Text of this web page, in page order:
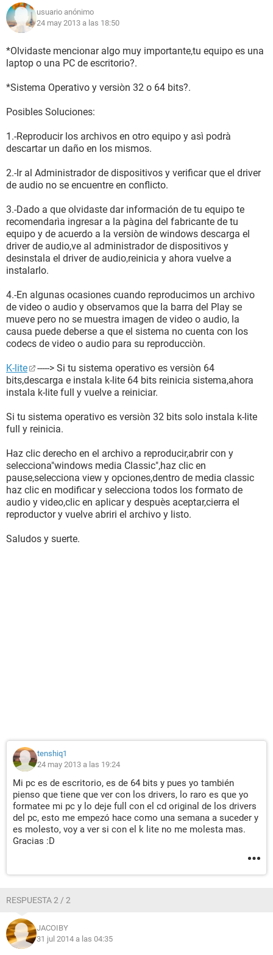
usuario anónimo
24 may 2013 a las 18:50
*Olvidaste mencionar algo muy importante,tu equipo es una
laptop o una PC de escritorio?.
*Sistema Operativo y versiòn 32 o 64 bits?.
Posibles Soluciones:
1.-Reproducir los archivos en otro equipo y asì podrà
descartar un daño en los mismos.
2.-Ir al Administrador de dispositivos y verificar que el driver
de audio no se encuentre en conflicto.
3.-Dado a que olvidaste dar información de tu equipo te
recomendarìa ingresar a la pàgina del fabricante de tu
equipo y de acuerdo a la versiòn de windows descarga el
driver de audio,ve al administrador de dispositivos y
desinstala el driver de audio,reinicia y ahora vuelve a
instalarlo.
4.-En algunas ocasiones cuando reproducimos un archivo
de video o audio y observamos que la barra del Play se
mueve pero no se muestra imagen de video o audio, la
causa puede deberse a que el sistema no cuenta con los
codecs de video o audio para su reproducciòn.
K-lite
-----> Si tu sistema operativo es versiòn 64
bits,descarga e instala k-lite 64 bits reinicia sistema,ahora
instala k-lite full y vuelve a reiniciar.
Si tu sistema operativo es versiòn 32 bits solo instala k-lite
full y reinicia.
Haz clic derecho en el archivo a reproducir,abrir con y
selecciona"windows media Classic",haz clic en
pause,selecciona view y opciones,dentro de media classic
haz clic en modificar y selecciona todos los formato de
audio y video,clic en aplicar y despuès aceptar,cierra el
reproductor y vuelve abriri el archivo y listo.
Saludos y suerte.
tenshiq1
24 may 2013 a las 19:24
Mi pc es de escritorio, es de 64 bits y pues yo también
pienso que tiene que ver con los drivers, lo raro es que yo
formatee mi pc y lo deje full con el cd original de los drivers
del pc, esto me empezó hace como una semana a suceder y
es molesto, voy a ver si con el k lite no me molesta mas.
Gracias :D
RESPUESTA 2 / 2
JACOIBY
31 jul 2014 a las 04:35